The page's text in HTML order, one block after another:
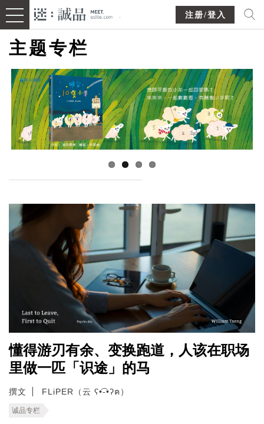
注册/登入
主题专栏
懂得游刃有余、变换跑道，人该在职场
里做一匹「识途」的马
撰文 FLiPER（云 ʕ•͡-•ʔฅ）
诚品专栏